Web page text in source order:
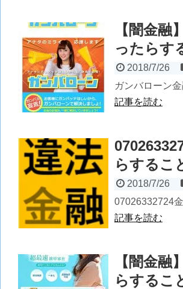
【闇金
ったらす
2018/7/26
ガンバローン
記事を読む
らするこ
2018/7/26
07026332724
記事を読む
【闇金
らするこ